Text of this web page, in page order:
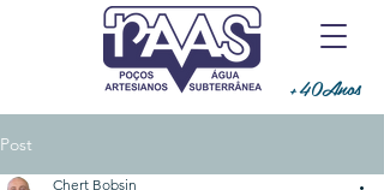
+40Anos
Post
Chert Bobsin